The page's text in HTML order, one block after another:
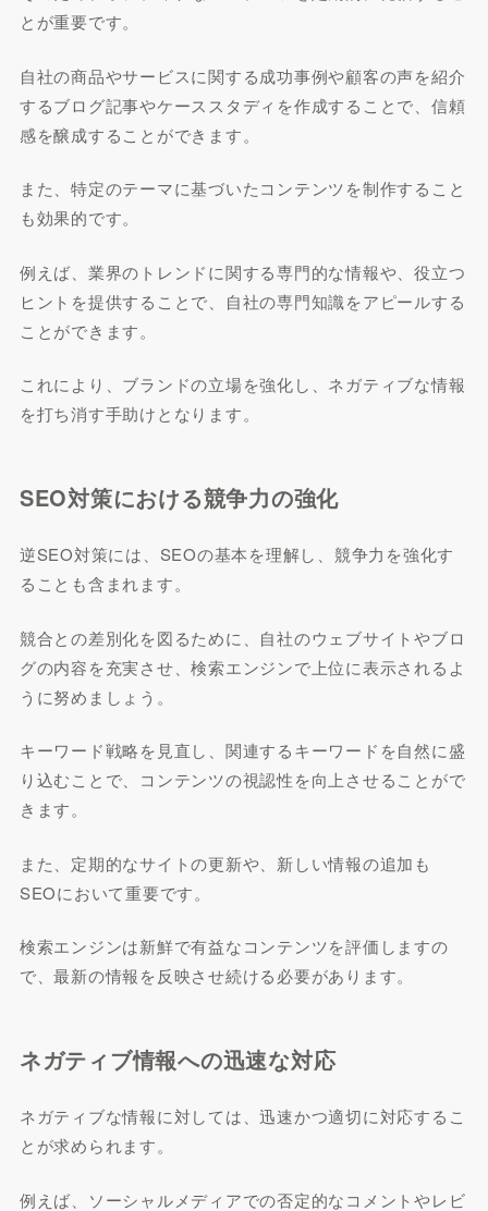
とが重要です。
自社の商品やサービスに関する成功事例や顧客の声を紹介
するブログ記事やケーススタディを作成することで、信頼
感を醸成することができます。
また、特定のテーマに基づいたコンテンツを制作すること
も効果的です。
例えば、業界のトレンドに関する専門的な情報や、役立つ
ヒントを提供することで、自社の専門知識をアピールする
ことができます。
これにより、ブランドの立場を強化し、ネガティブな情報
を打ち消す手助けとなります。
SEO対策における競争力の強化
逆SEO対策には、SEOの基本を理解し、競争力を強化す
ることも含まれます。
競合との差別化を図るために、自社のウェブサイトやブロ
グの内容を充実させ、検索エンジンで上位に表示されるよ
うに努めましょう。
キーワード戦略を見直し、関連するキーワードを自然に盛
り込むことで、コンテンツの視認性を向上させることがで
きます。
また、定期的なサイトの更新や、新しい情報の追加も
SEOにおいて重要です。
検索エンジンは新鮮で有益なコンテンツを評価しますの
で、最新の情報を反映させ続ける必要があります。
ネガティブ情報への迅速な対応
ネガティブな情報に対しては、迅速かつ適切に対応するこ
とが求められます。
例えば、ソーシャルメディアでの否定的なコメントやレビ